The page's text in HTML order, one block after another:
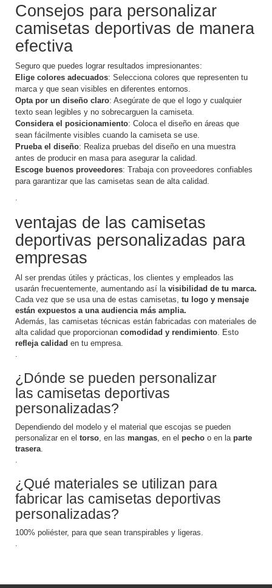
Consejos para personalizar
camisetas deportivas de manera
efectiva
Seguro que puedes lograr resultados impresionantes:
Elige colores adecuados: Selecciona colores que representen tu
marca y que sean visibles en diferentes entornos.
Opta por un diseño claro: Asegúrate de que el logo y cualquier
texto sean legibles y no sobrecarguen la camiseta.
Considera el posicionamiento: Coloca el diseño en áreas que
sean fácilmente visibles cuando la camiseta se use.
Prueba el diseño: Realiza pruebas del diseño en una muestra
antes de producir en masa para asegurar la calidad.
Escoge buenos proveedores: Trabaja con proveedores confiables
para garantizar que las camisetas sean de alta calidad.
ventajas de las camisetas
deportivas personalizadas para
empresas
Al ser prendas útiles y prácticas, los clientes y empleados las
usarán frecuentemente, aumentando así la visibilidad de tu marca.
Cada vez que se usa una de estas camisetas, tu logo y mensaje
están expuestos a una audiencia más amplia.
Además, las camisetas técnicas están fabricadas con materiales de
alta calidad que proporcionan comodidad y rendimiento . Esto
refleja calidad en tu empresa.
¿Dónde se pueden personalizar
las camisetas deportivas
personalizadas?
Dependiendo del modelo y el material que escojas se pueden
personalizar en el torso , en las mangas , en el pecho o en la parte
trasera
¿Qué materiales se utilizan para
fabricar las camisetas deportivas
personalizadas?
100% poliéster, para que sean transpirables y ligeras.